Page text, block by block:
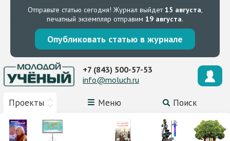
Отправьте статью сегодня! Журнал выйдет15 августа,
печатный экземпляр отправим 19 августа.
Опубликовать статью в журнале
Проекты Меню Поиск
+7 (843) 500-57-53
info@moluch.ru